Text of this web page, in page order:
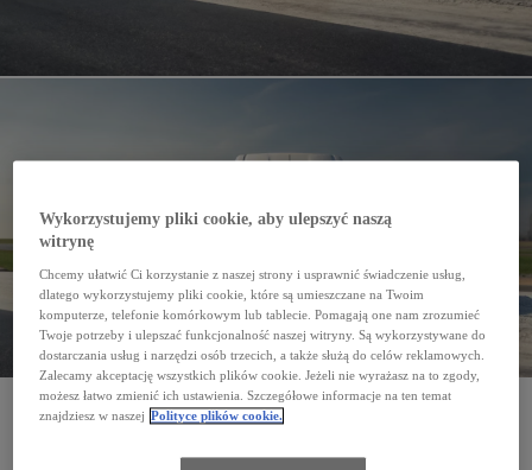
Przez dziewięć miesięcy 2024 roku zarejestrowano już 8607 aut osobowych i dostawczych Toyota
Professional, co stanowi wzrost 5,1% w porównaniu z tym samym okresem rok temu. W TOP10
najpopularniejszych aut użytkowych znajdują się modele PROACE i PROACE CITY, a nowy
Wykorzystujemy pliki cookie, aby ulepszyć naszą
witrynę
Chcemy ułatwić Ci korzystanie z naszej strony i usprawnić świadczenie usług,
dlatego wykorzystujemy pliki cookie, które są umieszczane na Twoim
komputerze, telefonie komórkowym lub tablecie. Pomagają one nam zrozumieć
Twoje potrzeby i ulepszać funkcjonalność naszej witryny. Są wykorzystywane do
dostarczania usług i narzędzi osób trzecich, a także służą do celów reklamowych.
Zalecamy akceptację wszystkich plików cookie. Jeżeli nie wyrażasz na to zgody,
możesz łatwo zmienić ich ustawienia. Szczegółowe informacje na ten temat
znajdziesz w naszej Polityce plików cookie.